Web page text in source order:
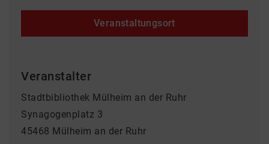
Veranstaltungsort
Veranstalter
Stadtbibliothek Mülheim an der Ruhr
Synagogenplatz 3
45468 Mülheim an der Ruhr